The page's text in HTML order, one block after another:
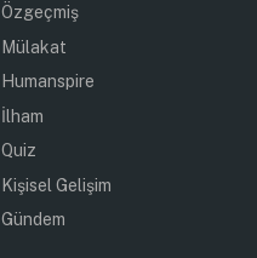
Özgeçmiş
Mülakat
Humanspire
İlham
Quiz
Kişisel Gelişim
Gündem